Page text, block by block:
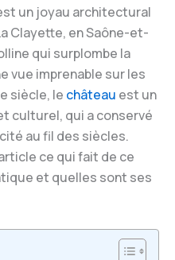
un joyau architectural
Clayette, en Saône-et-
qui surplombe la
vue imprenable sur les
siècle, le château est un
culturel, qui a conservé
au fil des siècles.
ce qui fait de ce
et quelles sont ses